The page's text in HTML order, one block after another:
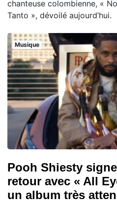
chanteuse colombienne, «
Tanto », dévoilé aujourd’hui.
Musique
Pooh Shiesty
retour avec « All
un album très